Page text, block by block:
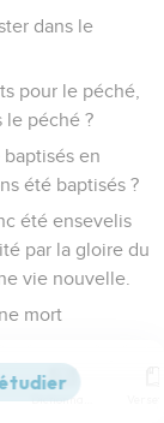
dans le
pour le péché,
le péché ?
en
été baptisés ?
été ensevelis
par la gloire du
vie nouvelle.
mort
une
avec lui